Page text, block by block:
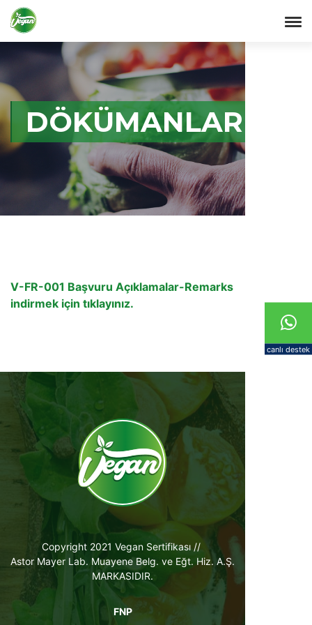
DÖKÜMANLAR
V-FR-001 Başvuru Açıklamalar-Remarks
indirmek için tıklayınız.
Copyright 2021 Vegan Sertifikası //
Astor Mayer Lab. Muayene Belg. ve Eğt. Hiz. A.Ş.
MARKASIDIR.
FNP
canlı destek